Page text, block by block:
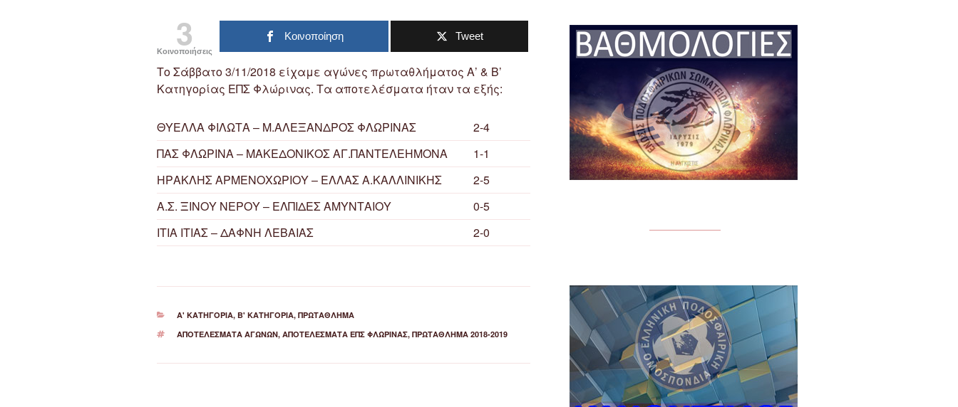
3
Κοινοποιήσεις
Κοινοποίηση Tweet
Το Σάββατο 3/11/2018 είχαμε αγώνες πρωταθλήματος Α’ & Β’
Κατηγορίας ΕΠΣ Φλώρινας. Τα αποτελέσματα ήταν τα εξής:
ΘΥΕΛΛΑ ΦΙΛΩΤΑ – Μ.ΑΛΕΞΑΝΔΡΟΣ ΦΛΩΡΙΝΑΣ
2-4
ΠΑΣ ΦΛΩΡΙΝΑ – ΜΑΚΕΔΟΝΙΚΟΣ ΑΓ.ΠΑΝΤΕΛΕΗΜΟΝΑ
1-1
ΗΡΑΚΛΗΣ ΑΡΜΕΝΟΧΩΡΙΟΥ – ΕΛΛΑΣ Α.ΚΑΛΛΙΝΙΚΗΣ
2-5
Α.Σ. ΞΙΝΟΥ ΝΕΡΟΥ – ΕΛΠΙΔΕΣ ΑΜΥΝΤΑΙΟΥ
0-5
ΙΤΙΑ ΙΤΙΑΣ – ΔΑΦΝΗ ΛΕΒΑΙΑΣ
2-0
ΚΑΤΗΓΟΡΊΕΣ
Α' ΚΑΤΗΓΟΡΊΑ, Β' ΚΑΤΗΓΟΡΊΑ, ΠΡΩΤΆΘΛΗΜΑ
ΕΤΙΚΈΤΕΣ
ΑΠΟΤΕΛΈΣΜΑΤΑ ΑΓΏΝΩΝ, ΑΠΟΤΕΛΈΣΜΑΤΑ ΕΠΣ ΦΛΏΡΙΝΑΣ, ΠΡΩΤΆΘΛΗΜΑ 2018-2019